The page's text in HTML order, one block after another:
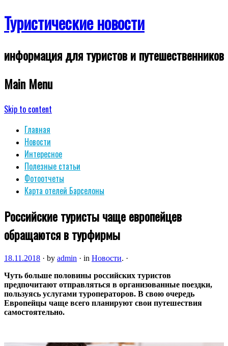
Туристические новости
информация для туристов и путешественников
Main Menu
Skip to content
Главная
Новости
Интересное
Полезные статьи
Фотоотчеты
Карта отелей Барселоны
Российские туристы чаще европейцев
обращаются в турфирмы
18.11.2018 · by admin · in Новости. ·
Чуть больше половины российских туристов
предпочитают отправляться в организованные поездки,
пользуясь услугами туроператоров. В свою очередь
Европейцы чаще всего планируют свои путешествия
самостоятельно.